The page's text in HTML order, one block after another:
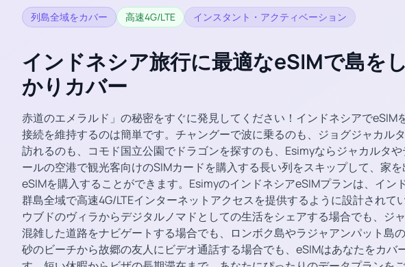
列島全域をカバー 高速4G/LTE インスタント・アクティベーション
インドネシア旅行に最適なeSIMで島を
かりカバー
赤道のエメラルド」の秘密をすぐに発見してください！インドネシアでeSIM
接続を維持するのは簡単です。チャングーで波に乗るのも、ジョグジャカル
訪れるのも、コモド国立公園でドラゴンを探すのも、Esimyならジャカルタ
ールの空港で観光客向けのSIMカードを購入する長い列をスキップして、家
eSIMを購入することができます。EsimyのインドネシアeSIMプランは、イン
群島全域で高速4G/LTEインターネットアクセスを提供するように設計されてい
ウブドのヴィラからデジタルノマドとしての生活をシェアする場合でも、ジ
混雑した道路をナビゲートする場合でも、ロンボク島やラジャアンパット島
砂のビーチから故郷の友人にビデオ通話する場合でも、eSIMはあなたをカバ